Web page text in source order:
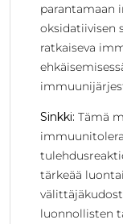
parantamaan
oksidatiivisen
ratkaiseva
Sinkki: Tämä
tärkeää
luonnollisten